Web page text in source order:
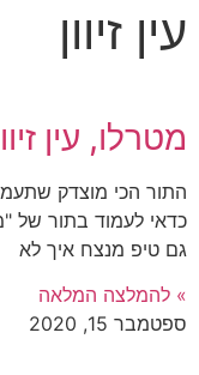
עין זיוון
מטרלו, עין
התור הכי מוצדק
כדאי לעמוד בתור של
גם טיפ מנצח איך לא
» להמלצה המלאה
ספטמבר 15, 2020